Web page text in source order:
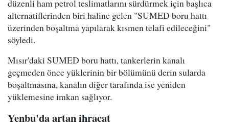
düzenli ham petrol teslimatlarını sürdürmek için başlıca
alternatiflerinden biri haline gelen "SUMED boru hattı
üzerinden boşaltma yapılarak kısmen telafi edileceğini"
söyledi.
Mısır'daki SUMED boru hattı, tankerlerin kanalı
geçmeden önce yüklerinin bir bölümünü derin sularda
boşaltmasına, kanalın diğer tarafında ise yeniden
yüklemesine imkan sağlıyor.
Yenbu'da artan ihracat